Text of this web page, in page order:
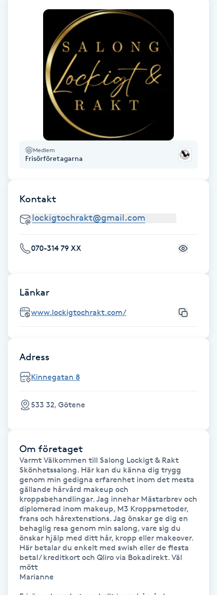
Fransborttagning
Fransförlängning
Fransförlängning Volym
Fransk manikyr
Fransrengöring
Friskvård
Friskvårdsmassage
Frisör
Funktionsanalys
Föning
Gel naglar
Gelenaglar
Gellack
Gellack med förstärkning
Gravidmassage
Medlem
Frisörföretagarna
Kontakt
070-314 79 XX
Länkar
www.lockigtochrakt.com/
Adress
Kinnegatan 8
533 32, Götene
Om företaget
Varmt Välkommen till Salong Lockigt & Rakt
Skönhetssalong. Här kan du känna dig trygg
genom min gedigna erfarenhet inom det mesta
gällande hårvård makeup och
kroppsbehandlingar. Jag innehar Mästarbrev och
diplomerad inom makeup, M3 Kroppsmetoder,
frans och hårextenstions. Jag önskar ge dig en
behaglig resa genom min salong, vare sig du
önskar hjälp med ditt hår, kropp eller makeover.
Här betalar du enkelt med swish eller de flesta
betal/ kreditkort och Qliro via Bokadirekt. Väl
mött
Marianne